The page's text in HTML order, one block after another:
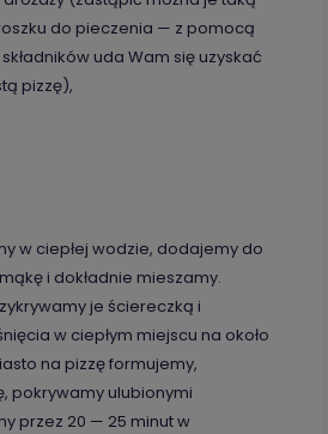
do pieczenia — z pomocą
uda Wam się uzyskać
pizzę),
w ciepłej wodzie, dodajemy do
i dokładnie mieszamy.
je ściereczką i
w ciepłym miejscu na około
na pizzę formujemy,
pokrywamy ulubionymi
przez 20 — 25 minut w